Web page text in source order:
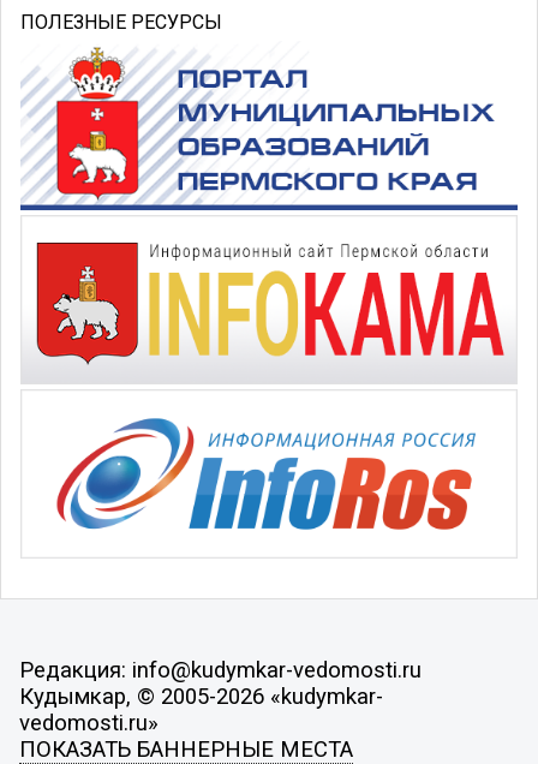
ПОЛЕЗНЫЕ РЕСУРСЫ
Редакция: info@kudymkar-vedomosti.ru
Кудымкар, © 2005-2026 «kudymkar-
vedomosti.ru»
ПОКАЗАТЬ БАННЕРНЫЕ МЕСТА